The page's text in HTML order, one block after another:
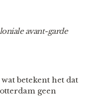
avant-garde
betekent het dat
geen